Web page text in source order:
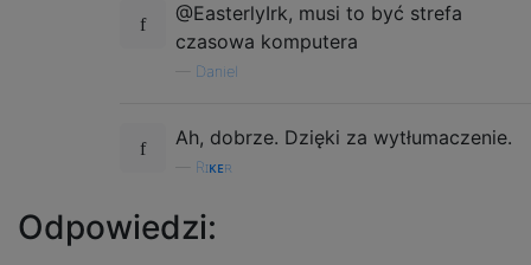
@EasterlyIrk, musi to być strefa
czasowa komputera
Daniel
Ah, dobrze. Dzięki za wytłumaczenie.
Rɪᴋᴇʀ
Odpowiedzi: